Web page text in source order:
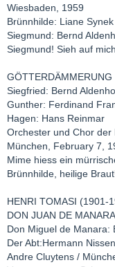
Wiesbaden, 1959
Brünnhilde: Liane Synek
Siegmund: Bernd
Siegmund! Sieh auf
GÖTTERDÄMMERUNG
Siegfried: Bernd
Gunther: Ferdinand
Hagen: Hans Reinmar
Orchester und Chor
München, February 7,
Mime hiess ein
Brünnhilde, heilige
HENRI TOMASI (1901-
DON JUAN DE MANARA
Don Miguel de Manara:
Der Abt:Hermann Nissen
Andre Cluytens /